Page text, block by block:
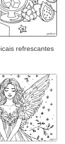
refrescantes